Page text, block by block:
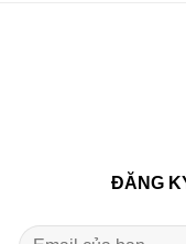
ĐĂNG